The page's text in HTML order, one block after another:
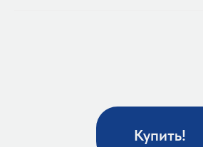
Купить!